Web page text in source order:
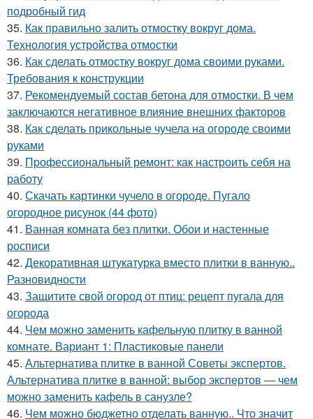
подробный гид
35. Как правильно залить отмостку вокруг дома.
Технология устройства отмостки
36. Как сделать отмостку вокруг дома своими руками.
Требования к конструкции
37. Рекомендуемый состав бетона для отмостки. В чем
заключаются негативное влияние внешних факторов
38. Как сделать прикольные чучела на огороде своими
руками
39. Профессиональный ремонт: как настроить себя на
работу
40. Скачать картинки чучело в огороде. Пугало
огородное рисунок (44 фото)
41. Ванная комната без плитки. Обои и настенные
росписи
42. Декоративная штукатурка вместо плитки в ванную..
Разновидности
43. Защитите свой огород от птиц: рецепт пугала для
огорода
44. Чем можно заменить кафельную плитку в ванной
комнате. Вариант 1: Пластиковые панели
45. Альтернатива плитке в ванной Советы экспертов.
Альтернатива плитке в ванной: выбор экспертов — чем
можно заменить кафель в санузле?
46. Чем можно бюджетно отделать ванную.. Что значит